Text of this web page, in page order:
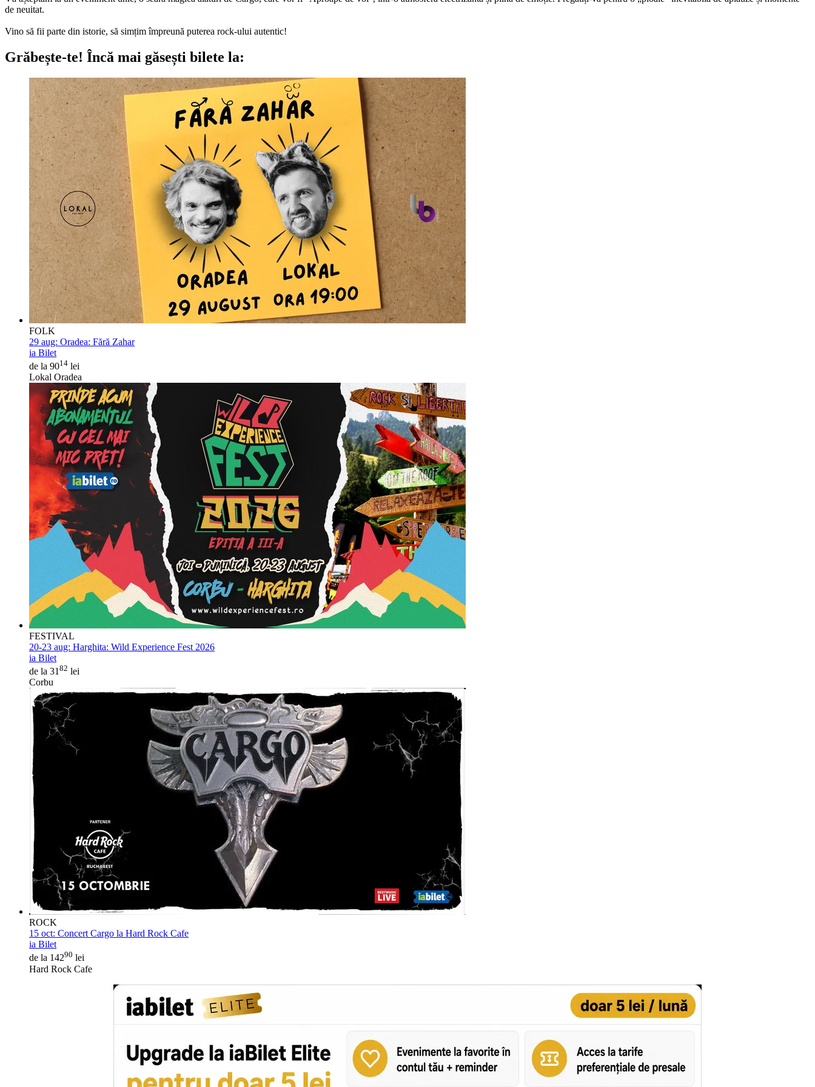
de neuitat.
Vino să fii parte din istorie, să simțim împreună puterea rock-ului autentic!
Grăbește-te! Încă mai găsești bilete la:
FOLK
29 aug: Oradea: Fără Zahar
ia Bilet
de la 9014 lei
Lokal Oradea
FESTIVAL
20-23 aug: Harghita: Wild Experience Fest 2026
ia Bilet
de la 31 82 lei
Corbu
ROCK
15 oct: Concert Cargo la Hard Rock Cafe
ia Bilet
de la 14290 lei
Hard Rock Cafe